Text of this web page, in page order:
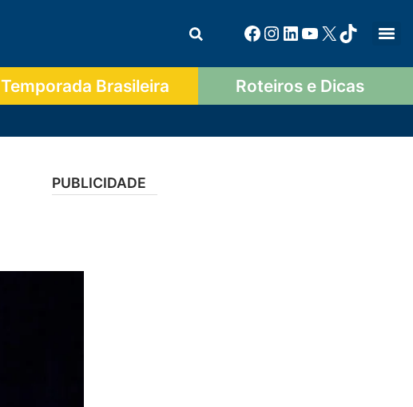
Temporada Brasileira Roteiros e Dicas
PUBLICIDADE